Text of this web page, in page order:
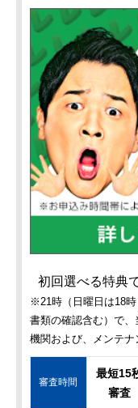
初回選べる特典
※21時（日曜日は18
書類の確認含む）で
機関および、メンテナ
審査時間
最短15
審査